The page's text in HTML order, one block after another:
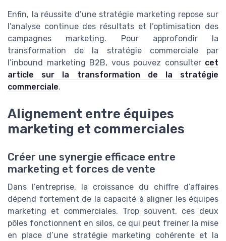
Enfin, la réussite d’une stratégie marketing repose sur
l’analyse continue des résultats et l’optimisation des
campagnes marketing. Pour approfondir la
transformation de la stratégie commerciale par
l’inbound marketing B2B, vous pouvez consulter cet
article sur la transformation de la stratégie
commerciale.
Alignement entre équipes
marketing et commerciales
Créer une synergie efficace entre
marketing et forces de vente
Dans l’entreprise, la croissance du chiffre d’affaires
dépend fortement de la capacité à aligner les équipes
marketing et commerciales. Trop souvent, ces deux
pôles fonctionnent en silos, ce qui peut freiner la mise
en place d’une stratégie marketing cohérente et la